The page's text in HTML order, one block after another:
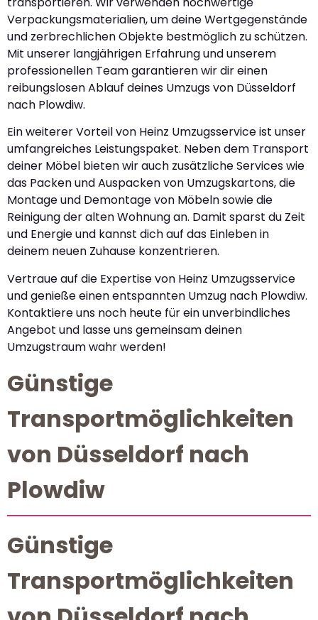
Verpackungsmaterialien, um deine Wertgegenstände
und zerbrechlichen Objekte bestmöglich zu schützen.
Mit unserer langjährigen Erfahrung und unserem
professionellen Team garantieren wir dir einen
reibungslosen Ablauf deines Umzugs von Düsseldorf
nach Plowdiw.
Ein weiterer Vorteil von Heinz Umzugsservice ist unser
umfangreiches Leistungspaket. Neben dem Transport
deiner Möbel bieten wir auch zusätzliche Services wie
das Packen und Auspacken von Umzugskartons, die
Montage und Demontage von Möbeln sowie die
Reinigung der alten Wohnung an. Damit sparst du Zeit
und Energie und kannst dich auf das Einleben in
deinem neuen Zuhause konzentrieren.
Vertraue auf die Expertise von Heinz Umzugsservice
und genieße einen entspannten Umzug nach Plowdiw.
Kontaktiere uns noch heute für ein unverbindliches
Angebot und lasse uns gemeinsam deinen
Umzugstraum wahr werden!
Günstige
Transportmöglichkeiten
von Düsseldorf nach
Plowdiw
Günstige
Transportmöglichkeiten